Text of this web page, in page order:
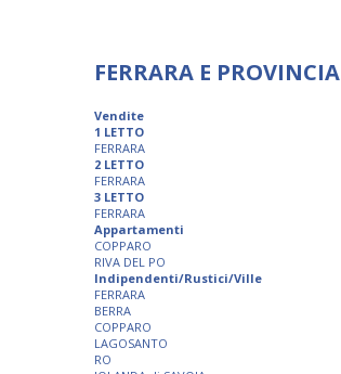
FERRARA E PROVINCIA
Vendite
1 LETTO
FERRARA
2 LETTO
FERRARA
3 LETTO
FERRARA
Appartamenti
COPPARO
RIVA DEL PO
Indipendenti/Rustici/Ville
FERRARA
BERRA
COPPARO
LAGOSANTO
RO